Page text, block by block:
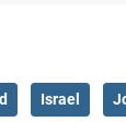
Israel